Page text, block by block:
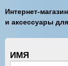
Интернет-
и аксессуары
ИМЯ